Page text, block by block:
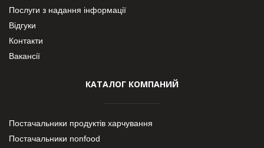
Послуги з надання інформації
Відгуки
Контакти
Вакансії
КАТАЛОГ КОМПАНИЙ
Постачальники продуктів харчування
Постачальники nonfood